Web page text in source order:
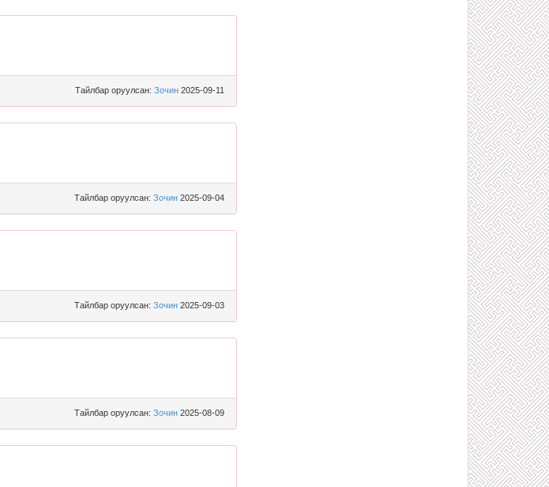
Тайлбар оруулсан: Зочин 2025-09-11
Тайлбар оруулсан: Зочин 2025-09-04
Тайлбар оруулсан: Зочин 2025-09-03
Тайлбар оруулсан: Зочин 2025-08-09